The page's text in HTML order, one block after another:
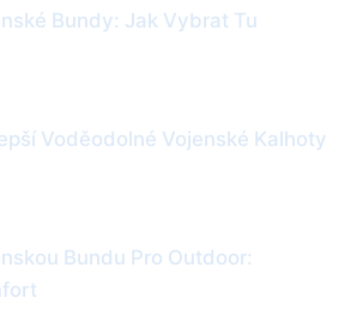
Bundy: Jak Vybrat Tu
Voděodolné Vojenské Kalhoty
Bundu Pro Outdoor: